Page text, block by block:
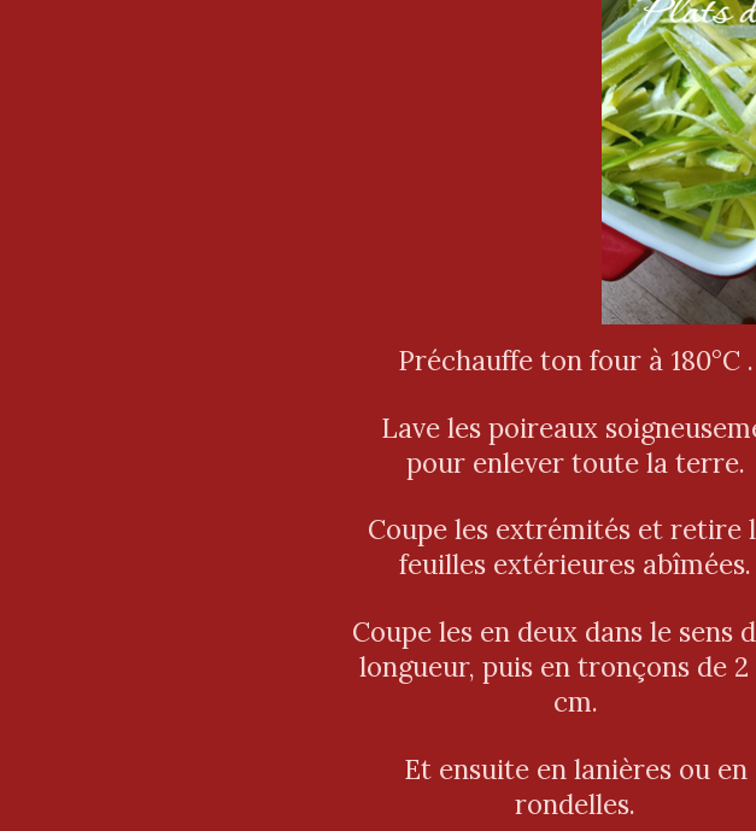
Préchauffe ton four à 180°C .
Lave les poireaux
pour enlever toute la terre.
Coupe les extrémités et retire
feuilles extérieures abîmées.
Coupe les en deux dans le sens
longueur, puis en tronçons de 2
cm.
Et ensuite en lanières ou en
rondelles.